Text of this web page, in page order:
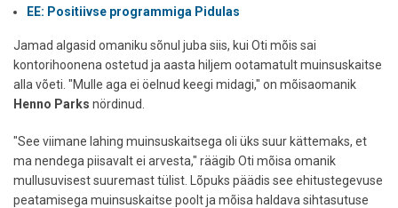
EE: Positiivse programmiga Pidulas
Jamad algasid omaniku sõnul juba siis, kui Oti mõis sai
kontorihoonena ostetud ja aasta hiljem ootamatult muinsuskaitse
alla võeti. "Mulle aga ei öelnud keegi midagi," on mõisaomanik
Henno Parks nördinud.
"See viimane lahing muinsuskaitsega oli üks suur kättemaks, et
ma nendega piisavalt ei arvesta," räägib Oti mõisa omanik
mullusuvisest suuremast tülist. Lõpuks päädis see ehitustegevuse
peatamisega muinsuskaitse poolt ja mõisa haldava sihtasutuse